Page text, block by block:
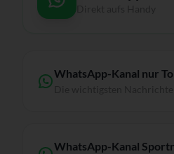
WhatsApp-Kanal nur
WhatsApp-Kanal